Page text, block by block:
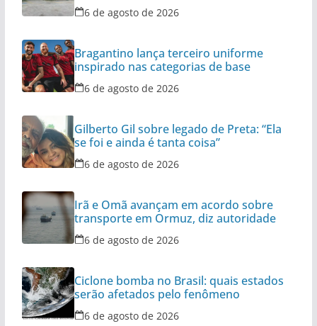
6 de agosto de 2026
Bragantino lança terceiro uniforme
inspirado nas categorias de base
6 de agosto de 2026
Gilberto Gil sobre legado de Preta: “Ela
se foi e ainda é tanta coisa”
6 de agosto de 2026
Irã e Omã avançam em acordo sobre
transporte em Ormuz, diz autoridade
6 de agosto de 2026
Ciclone bomba no Brasil: quais estados
serão afetados pelo fenômeno
6 de agosto de 2026